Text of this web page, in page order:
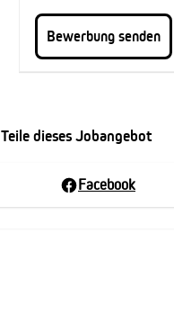
Teile dieses Jobangebot
Facebook